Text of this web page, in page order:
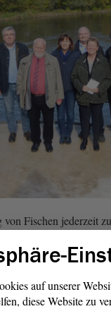
Fischen jederzeit
durchlässig
einigen Jahren
genau funktionieren
darüber informierten
Dalbert vor Ort in
auf unserer
diese Website zu